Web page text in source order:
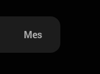
Mes